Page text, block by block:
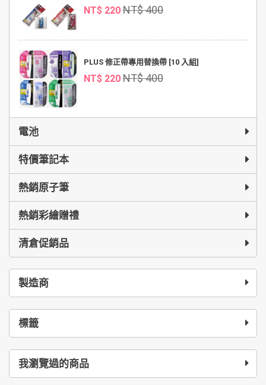
NT$ 220 NT$ 400
PLUS 修正帶專用替換帶 [10 入組]
NT$ 220 NT$ 400
電池
特價筆記本
熱銷原子筆
熱銷彩繪贈禮
清倉促銷品
製造商
標籤
我瀏覽過的商品